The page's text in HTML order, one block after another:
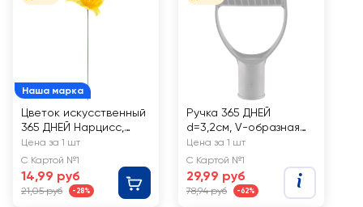
Наша марка
Цветок искусственный
365 ДНЕЙ Нарцисс,
Арт. MAL2013001
Цена за 1 шт
С Картой №1
14,99 руб
21,05 руб -28%
Ручка 365 ДНЕЙ
d=3,2см, V-образная
пластмассовая, Арт.
183785
Цена за 1 шт
С Картой №1
29,99 руб
78,94 руб -62%